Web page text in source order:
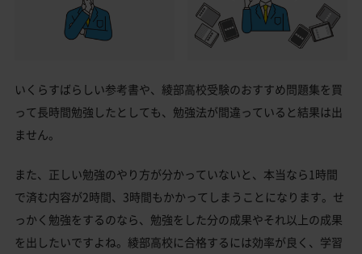
いくらすばらしい参考書や、綾部高校受験のおすすめ問題集を買
って長時間勉強したとしても、勉強法が間違っていると結果は出
ません。
また、正しい勉強のやり方が分かっていないと、本当なら1時間
で済む内容が2時間、3時間もかかってしまうことになります。せ
っかく勉強をするのなら、勉強をした分の成果やそれ以上の成果
を出したいですよね。綾部高校に合格するには効率が良く、学習